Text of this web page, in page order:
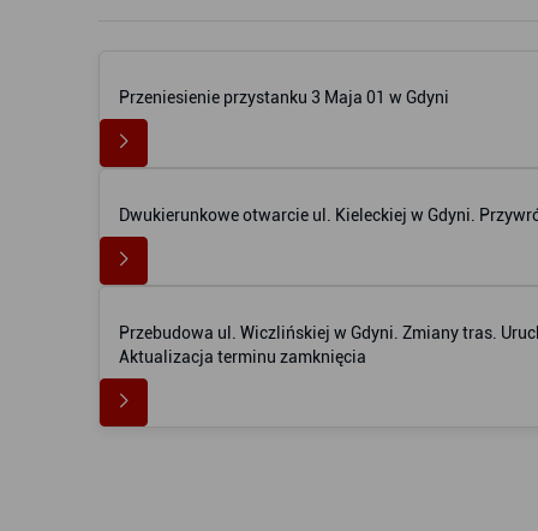
Przeniesienie przystanku 3 Maja 01 w Gdyni
Dwukierunkowe otwarcie ul. Kieleckiej w Gdyni.
Przebudowa ul. Wiczlińskiej w Gdyni. Zmiany tras.
Aktualizacja terminu zamknięcia